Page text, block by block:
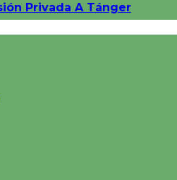
Privada A Tánger